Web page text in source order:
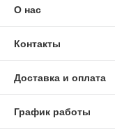
О нас
Контакты
Доставка и оплата
График работы